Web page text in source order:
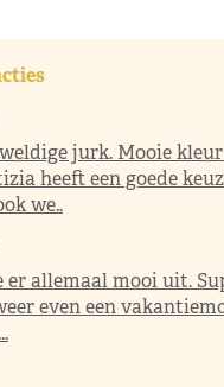
jurk. Mooie
heeft een goede
we..
er allemaal mooi uit.
even een